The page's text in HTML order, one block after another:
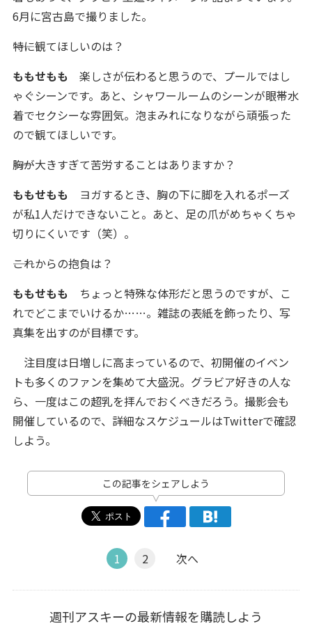
6月に宮古島で撮りました。
――特に観てほしいのは？
ももせもも 楽しさが伝わると思うので、プールではし
ゃぐシーンです。あと、シャワールームのシーンが眼帯水
着でセクシーな雰囲気。泡まみれになりながら頑張った
ので観てほしいです。
――胸が大きすぎて苦労することはありますか？
ももせもも ヨガするとき、胸の下に脚を入れるポーズ
が私1人だけできないこと。あと、足の爪がめちゃくちゃ
切りにくいです（笑）。
――これからの抱負は？
ももせもも ちょっと特殊な体形だと思うのですが、こ
れでどこまでいけるか……。雑誌の表紙を飾ったり、写
真集を出すのが目標です。
注目度は日増しに高まっているので、初開催のイベン
トも多くのファンを集めて大盛況。グラビア好きの人な
ら、一度はこの超乳を拝んでおくべきだろう。撮影会も
開催しているので、詳細なスケジュールはTwitterで確認
しよう。
この記事をシェアしよう
1 2 次へ
週刊アスキーの最新情報を購読しよう